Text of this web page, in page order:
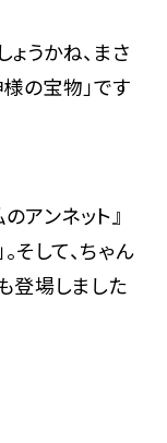
うかね、まさ
の宝物」です
アンネット』
そして、ちゃん
登場しました